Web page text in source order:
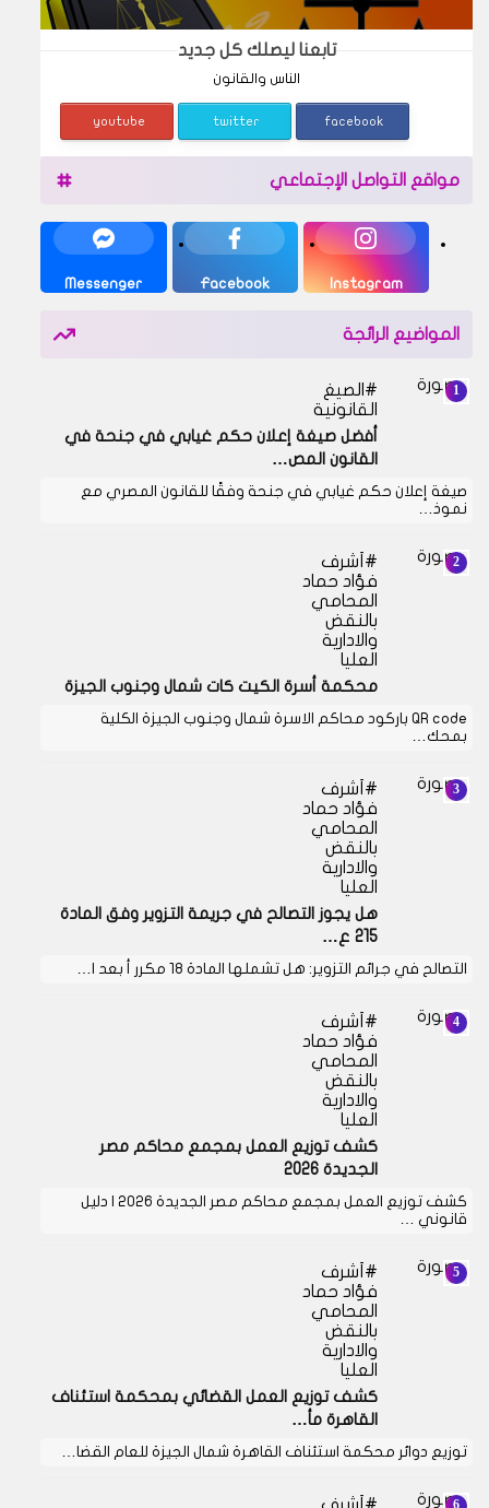
تابعنا ليصلك كل جديد
الناس والقانون
facebook
twitter
youtube
مواقع التواصل الإجتماعي
Instagram
Facebook
Messenger
المواضيع الرائجة
الصيغ
القانونية
أفضل صيغة إعلان حكم غيابي في جنحة في
القانون المص…
صيغة إعلان حكم غيابي في جنحة وفقًا للقانون المصري مع
نموذ…
أشرف
فؤاد حماد
المحامي
بالنقض
والادارية
العليا
محكمة أسرة الكيت كات شمال وجنوب الجيزة
QR code باركود محاكم الاسرة شمال وجنوب الجيزة الكلية
بمحك…
أشرف
فؤاد حماد
المحامي
بالنقض
والادارية
العليا
هل يجوز التصالح في جريمة التزوير وفق المادة
215 ع…
التصالح في جرائم التزوير: هل تشملها المادة 18 مكرر أ بعد ا…
أشرف
فؤاد حماد
المحامي
بالنقض
والادارية
العليا
كشف توزيع العمل بمجمع محاكم مصر
الجديدة 2026
كشف توزيع العمل بمجمع محاكم مصر الجديدة 2026 | دليل
قانوني …
أشرف
فؤاد حماد
المحامي
بالنقض
والادارية
العليا
كشف توزيع العمل القضائي بمحكمة استئناف
القاهرة مأ…
توزيع دوائر محكمة استئناف القاهرة شمال الجيزة للعام القضا…
أشرف